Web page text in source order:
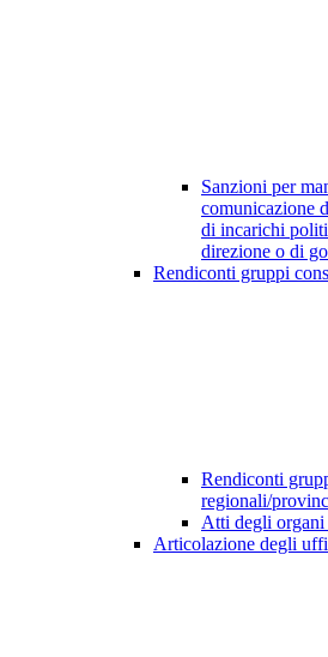
Sanzioni per
comunicazione
di incarichi
direzione o di
Rendiconti gruppi
Rendiconti
regionali/
Atti degli
Articolazione degli